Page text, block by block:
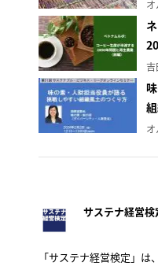
サステナ経営検
「サステナ経営検定」